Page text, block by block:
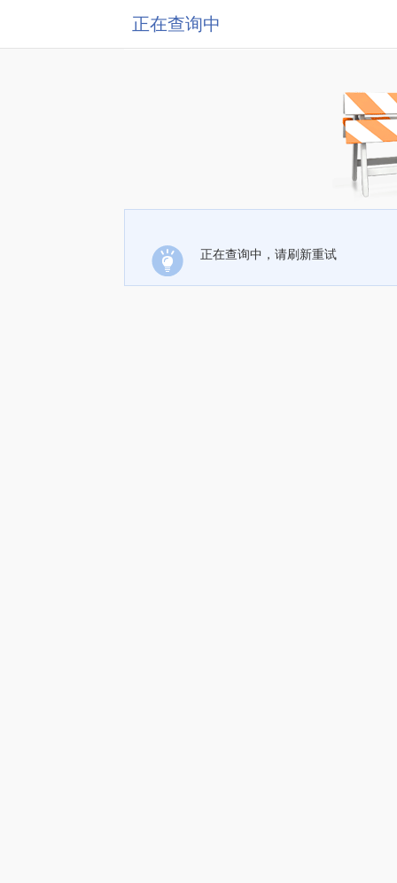
正在查询中
正在查询中，请刷新重试